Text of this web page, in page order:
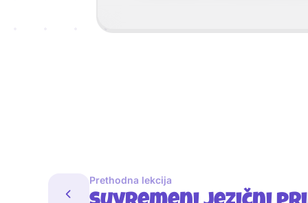
Prethodna lekcija